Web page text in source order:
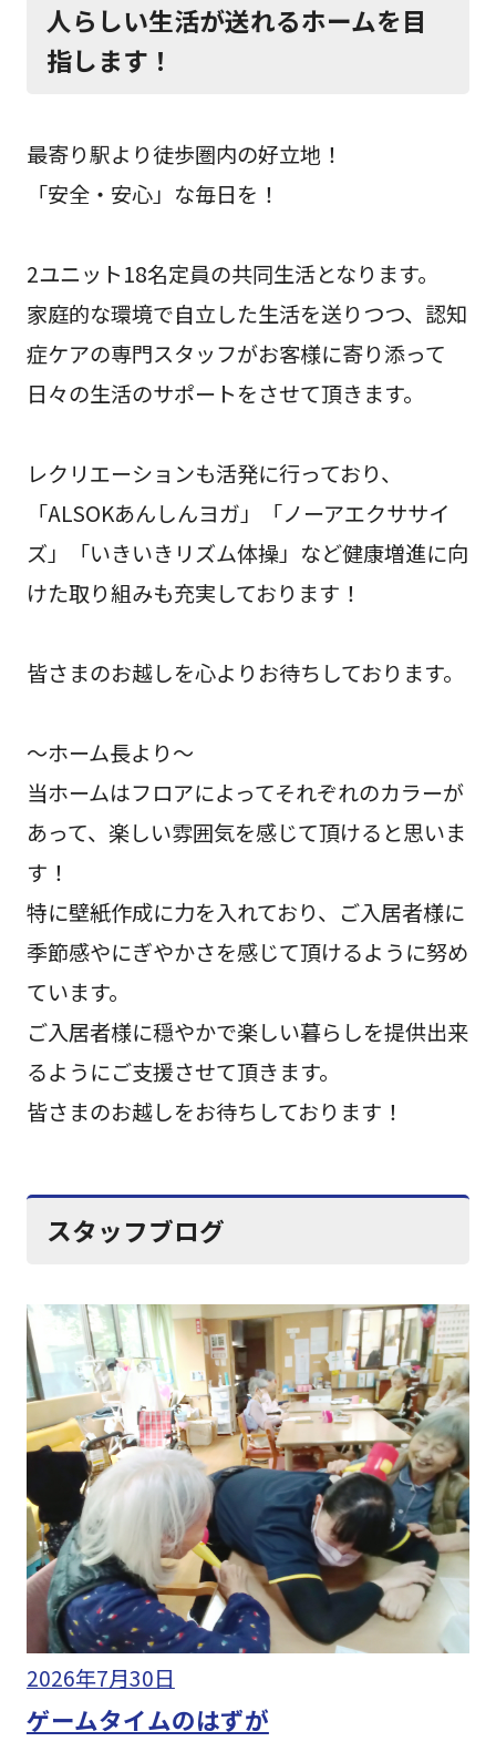
人らしい生活が送れるホームを目
指します！
最寄り駅より徒歩圏内の好立地！
「安全・安心」な毎日を！
2ユニット18名定員の共同生活となります。
家庭的な環境で自立した生活を送りつつ、認知
症ケアの専門スタッフがお客様に寄り添って
日々の生活のサポートをさせて頂きます。
レクリエーションも活発に行っており、
「ALSOKあんしんヨガ」「ノーアエクササイ
ズ」「いきいきリズム体操」など健康増進に向
けた取り組みも充実しております！
皆さまのお越しを心よりお待ちしております。
～ホーム長より～
当ホームはフロアによってそれぞれのカラーが
あって、楽しい雰囲気を感じて頂けると思いま
す！
特に壁紙作成に力を入れており、ご入居者様に
季節感やにぎやかさを感じて頂けるように努め
ています。
ご入居者様に穏やかで楽しい暮らしを提供出来
るようにご支援させて頂きます。
皆さまのお越しをお待ちしております！
スタッフブログ
2026年7月30日
ゲームタイムのはずが